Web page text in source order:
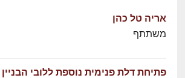
אריה טל כהן
משתתף
פתיחת דלת פנימית נוספת ללובי הבניין